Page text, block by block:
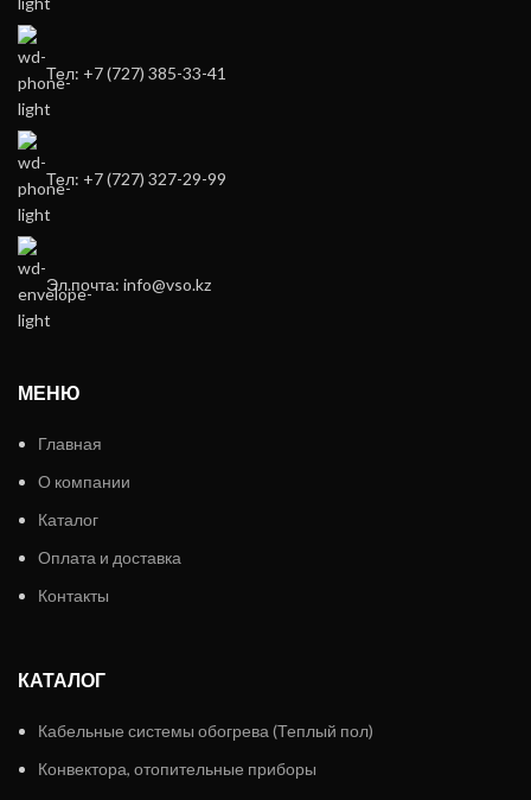
Тел: +7 (727) 385-33-41
Тел: +7 (727) 327-29-99
Эл.почта: info@vso.kz
МЕНЮ
Главная
О компании
Каталог
Оплата и доставка
Контакты
КАТАЛОГ
Кабельные системы обогрева (Теплый пол)
Конвектора, отопительные приборы